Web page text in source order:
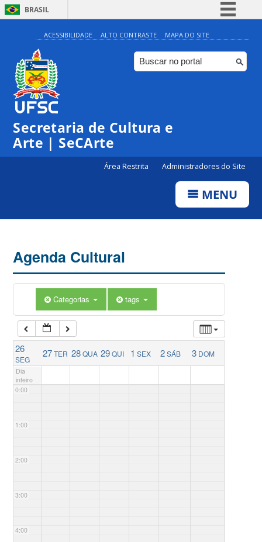
BRASIL
Simplifique!
Comunica BR
Participe
ACESSIBILIDADE ALTO CONTRASTE MAPA DO SITE
Secretaria de Cultura e
Arte | SeCArte
Área Restrita Administradores do Site
MENU
Agenda Cultural
Categorias tags
26
SEG
27TER 28QUA 29QUI 1 SEX 2SÁB 3 DOM
Dia
inteiro
0:00
1:00
2:00
3:00
4:00